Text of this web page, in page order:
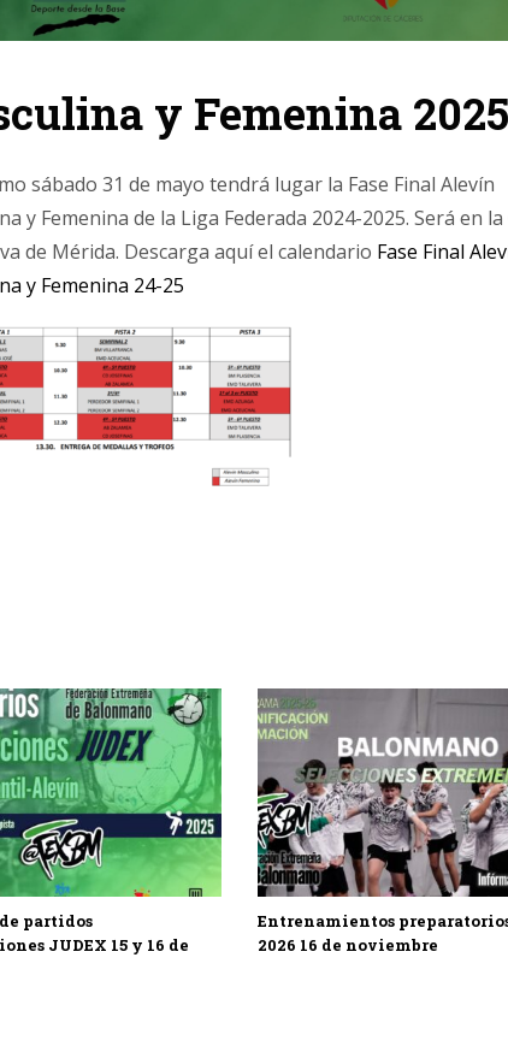
y Femenina 2025
sábado 31 de mayo tendrá lugar la Fase Final Alevín
y Femenina de la Liga Federada 2024-2025. Será en la
de Mérida. Descarga aquí el calendario Fase Final
y Femenina 24-25
partidos
JUDEX 15 y 16 de
Entrenamientos preparatorios
2026 16 de noviembre